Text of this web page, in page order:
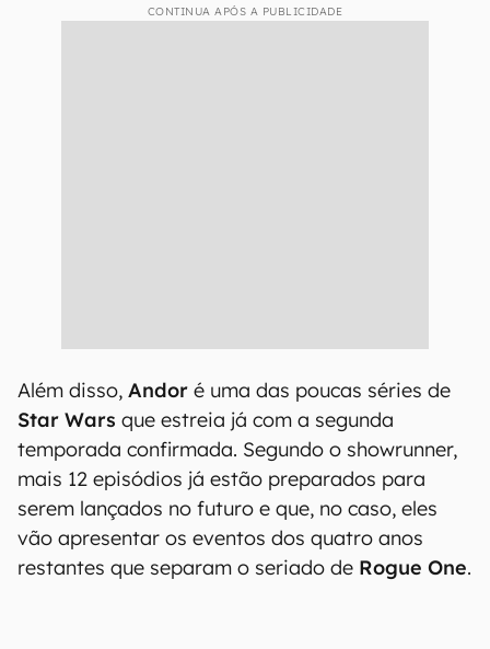
CONTINUA APÓS A PUBLICIDADE
Além disso, Andor é uma das poucas séries de
Star Wars que estreia já com a segunda
temporada confirmada. Segundo o showrunner,
mais 12 episódios já estão preparados para
serem lançados no futuro e que, no caso, eles
vão apresentar os eventos dos quatro anos
restantes que separam o seriado de Rogue One.